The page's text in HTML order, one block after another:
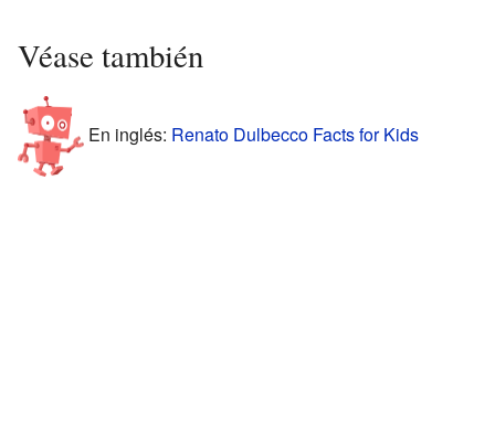
Véase también
En inglés: Renato Dulbecco Facts for Kids